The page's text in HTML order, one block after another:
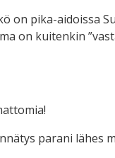
on pika-aidoissa
on kuitenkin
parani lähes